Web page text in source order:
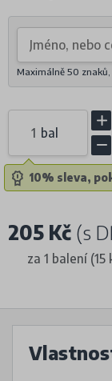
Maximálně 50 znaků,
bal
10% sleva,
205 Kč (s
za 1 balení (15